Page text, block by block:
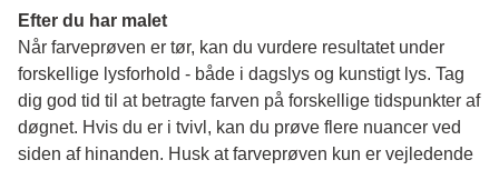
Efter du har malet
Når farveprøven er tør, kan du vurdere resultatet under
forskellige lysforhold - både i dagslys og kunstigt lys. Tag
dig god tid til at betragte farven på forskellige tidspunkter af
døgnet. Hvis du er i tvivl, kan du prøve flere nuancer ved
siden af hinanden. Husk at farveprøven kun er vejledende